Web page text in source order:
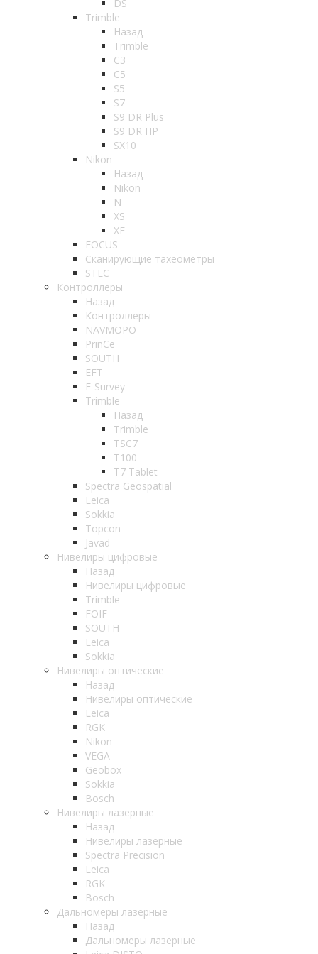
DS
Trimble
Назад
Trimble
C3
C5
S5
S7
S9 DR Plus
S9 DR HP
SX10
Nikon
Назад
Nikon
N
XS
XF
FOCUS
Сканирующие тахеометры
STEC
Контроллеры
Назад
Контроллеры
NAVMOPO
PrinCe
SOUTH
EFT
E-Survey
Trimble
Назад
Trimble
TSC7
T100
T7 Tablet
Spectra Geospatial
Leica
Sokkia
Topcon
Javad
Нивелиры цифровые
Назад
Нивелиры цифровые
Trimble
FOIF
SOUTH
Leica
Sokkia
Нивелиры оптические
Назад
Нивелиры оптические
Leica
RGK
Nikon
VEGA
Geobox
Sokkia
Bosch
Нивелиры лазерные
Назад
Нивелиры лазерные
Spectra Precision
Leica
RGK
Bosch
Дальномеры лазерные
Назад
Дальномеры лазерные